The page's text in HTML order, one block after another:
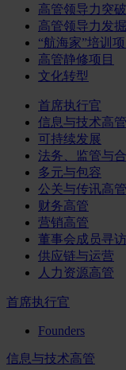
高管领导力突
高管领导力发
“航海家”培训项
高管静修项目
文化转型
首席执行官
信息与技术高管
可持续发展
法务、监管与
多元与包容
公关与传讯高管
财务高管
营销高管
董事会成员寻访
供应链与运营
人力资源高管
首席执行官
Founders
信息与技术高管